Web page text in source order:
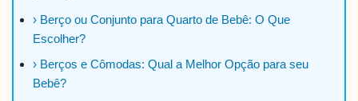
› Berço ou Conjunto para Quarto de Bebê: O Que
Escolher?
› Berços e Cômodas: Qual a Melhor Opção para seu
Bebê?